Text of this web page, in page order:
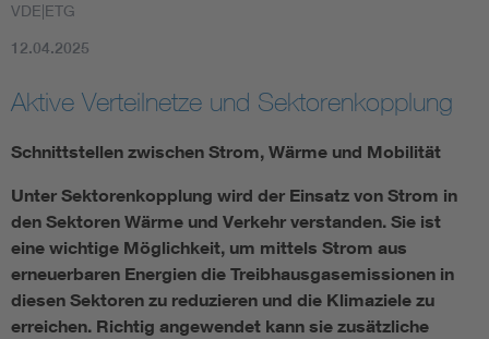
Energy grids
Energy storage
Renewable energies
VDE|ETG
12.04.2025
Aktive Verteilnetze und Sektorenkopplung
Schnittstellen zwischen Strom, Wärme und Mobilität
Unter Sektorenkopplung wird der Einsatz von Strom in
den Sektoren Wärme und Verkehr verstanden. Sie ist
eine wichtige Möglichkeit, um mittels Strom aus
erneuerbaren Energien die Treibhausgasemissionen in
diesen Sektoren zu reduzieren und die Klimaziele zu
erreichen. Richtig angewendet kann sie zusätzliche